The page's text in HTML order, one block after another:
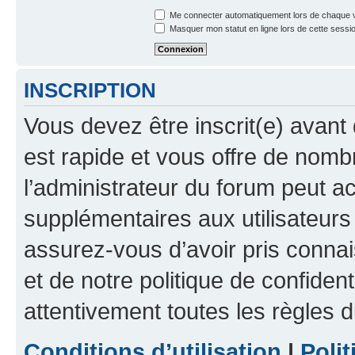
Me connecter automatiquement lors de chaque
Masquer mon statut en ligne lors de cette
INSCRIPTION
Vous devez être inscrit(e) avant
est rapide et vous offre de
l’administrateur du forum peut
supplémentaires aux
assurez-vous d’avoir pris
et de notre politique de
attentivement toutes les règles